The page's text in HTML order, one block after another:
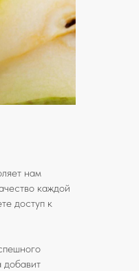
нам
каждой
доступ к
добавит